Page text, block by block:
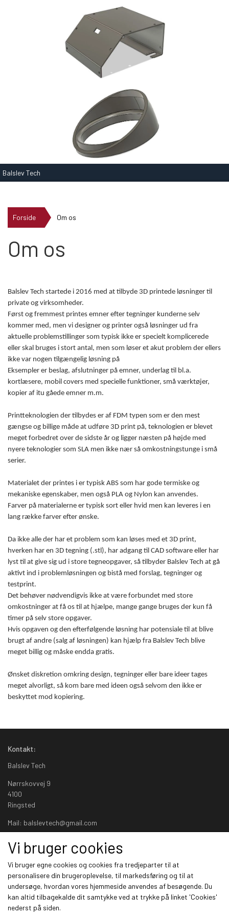
Balslev Tech
Forside Om os
Om os
Balslev Tech startede i 2016 med at tilbyde 3D printede løsninger til
private og virksomheder.
Først og fremmest printes emner efter tegninger kunderne selv
kommer med, men vi designer og printer også løsninger ud fra
aktuelle problemstillinger som typisk ikke er specielt komplicerede
eller skal bruges i stort antal, men som løser et akut problem der ellers
ikke var nogen tilgængelig løsning på
Eksempler er beslag, afslutninger på emner, underlag til bl.a.
kortlæsere, mobil covers med specielle funktioner, små værktøjer,
kopier af itu gåede emner m.m.
Printteknologien der tilbydes er af FDM typen som er den mest
gængse og billige måde at udføre 3D print på, teknologien er blevet
meget forbedret over de sidste år og ligger næsten på højde med
nyere teknologier som SLA men ikke nær så omkostningstunge i små
serier.
Materialet der printes i er typisk ABS som har gode termiske og
mekaniske egenskaber, men også PLA og Nylon kan anvendes.
Farver på materialerne er typisk sort eller hvid men kan leveres i en
lang række farver efter ønske.
Da ikke alle der har et problem som kan løses med et 3D print,
hverken har en 3D tegning (.stl), har adgang til CAD software eller har
lyst til at give sig ud i store tegneopgaver, så tilbyder Balslev Tech at gå
aktivt ind i problemløsningen og bistå med forslag, tegninger og
testprint.
Det behøver nødvendigvis ikke at være forbundet med store
omkostninger at få os til at hjælpe, mange gange bruges der kun få
timer på selv store opgaver.
Hvis opgaven og den efterfølgende løsning har potensiale til at blive
brugt af andre (salg af løsningen) kan hjælp fra Balslev Tech blive
meget billig og måske endda gratis.
Ønsket diskretion omkring design, tegninger eller bare ideer tages
meget alvorligt, så kom bare med ideen også selvom den ikke er
beskyttet mod kopiering.
Kontakt:
Balslev Tech
Nørrskovvej 9
4100
Ringsted
Mail: balslevtech@gmail.com
Links
Om os
Salgs- og leveringsbetingelser
Cookies
Fortrydelse og reklamation
Kunde login
Vi bruger cookies
Vi bruger egne cookies og cookies fra tredjeparter til at
personalisere din brugeroplevelse, til markedsføring og til at
undersøge, hvordan vores hjemmeside anvendes af besøgende. Du
kan altid tilbagekalde dit samtykke ved at trykke på linket 'Cookies'
nederst på siden.